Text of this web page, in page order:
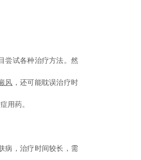
试各种治疗方法。然
风 ，还可能耽误治疗时
用药。
，治疗时间较长，需